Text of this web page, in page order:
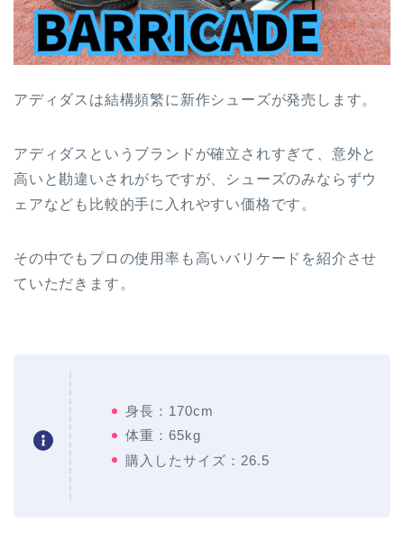
アディダスは結構頻繁に新作シューズが発売します。
アディダスというブランドが確立されすぎて、意外と
高いと勘違いされがちですが、シューズのみならずウ
ェアなども比較的手に入れやすい価格です。
その中でもプロの使用率も高いバリケードを紹介させ
ていただきます。
身長：170cm
体重：65kg
購入したサイズ：26.5